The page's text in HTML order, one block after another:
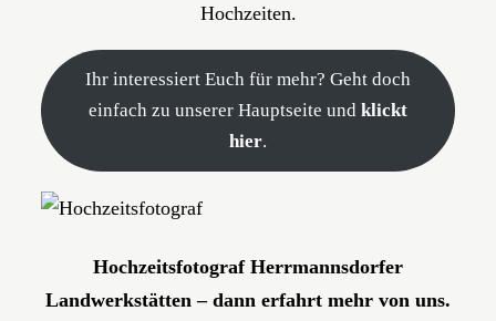
Hochzeiten.
Ihr interessiert Euch für mehr? Geht doch
einfach zu unserer Hauptseite und klickt
hier.
Hochzeitsfotograf Herrmannsdorfer
Landwerkstätten – dann erfahrt mehr von uns.